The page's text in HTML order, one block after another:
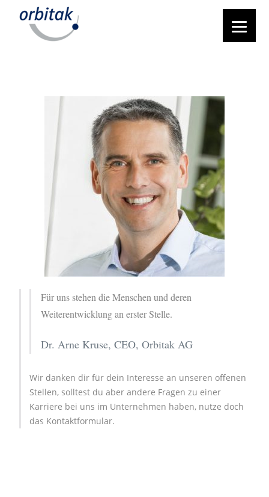
Für uns stehen die Menschen und deren
Weiterentwicklung an erster Stelle.
Dr. Arne Kruse, CEO, Orbitak AG
Wir danken dir für dein Interesse an unseren offenen
Stellen, solltest du aber andere Fragen zu einer
Karriere bei uns im Unternehmen haben, nutze doch
das Kontaktformular.